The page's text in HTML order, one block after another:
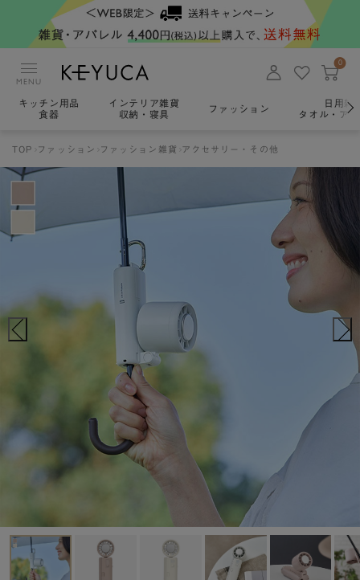
MENU
0
キッチン用品
食器
インテリア雑貨
収納・寝具
ファッション
日用雑
タオル・ア
TOP ファッション ファッション雑貨 アクセサリー・その他